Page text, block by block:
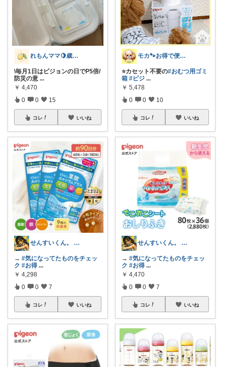
れもんママ🍋歳の差3姉妹の母
\毎月1日はピジョンの日でP5倍/
防災の意 ...
￥ 4,470
0 0 15
コレ いいね
せんすいくん。 ＼情報の海へダイブ／
→ #気になってたものをチェッ
ク #お得 ...
￥ 4,298
0 0 7
コレ いいね
モカ🐾お得で便利💛犬とのおうち時間
⭐️カセット不要の#おむつ用ゴミ
箱 #ピジ ...
￥ 5,478
0 0 10
コレ いいね
せんすいくん。 ＼情報の海へダイブ／
→ #気になってたものをチェッ
ク #お得 ...
￥ 4,470
0 0 7
コレ いいね